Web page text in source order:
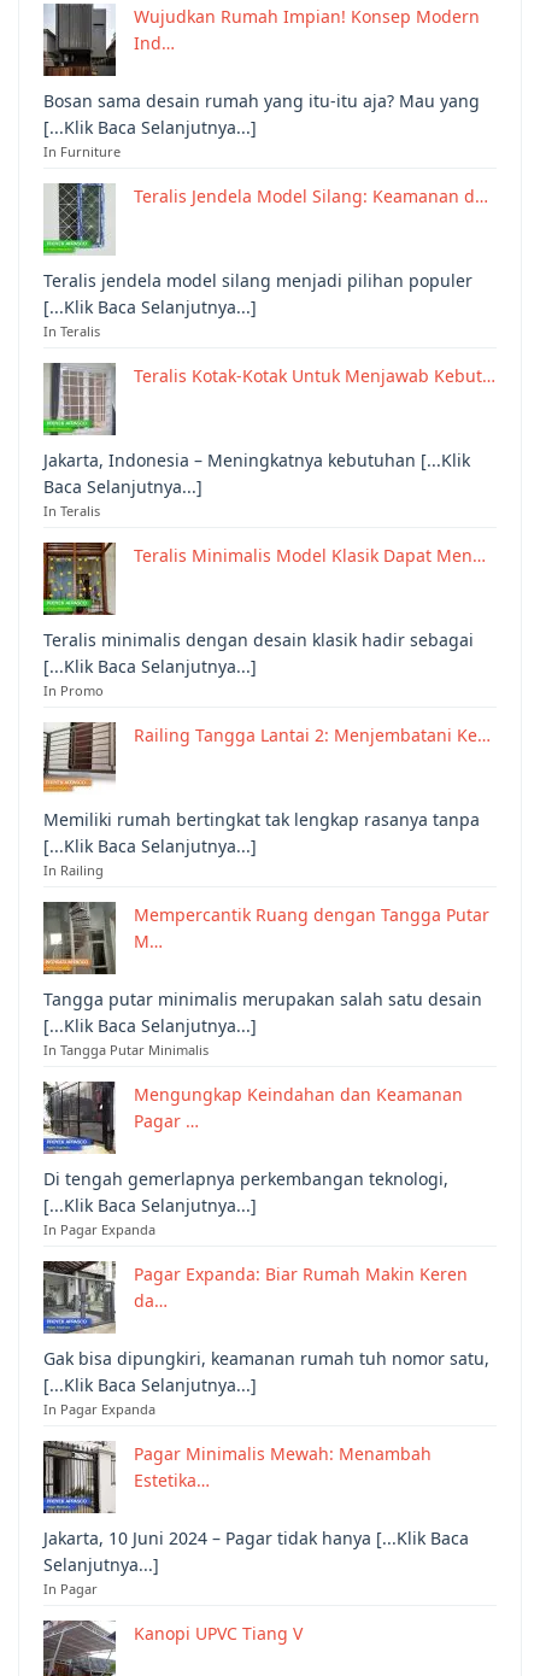
Wujudkan Rumah Impian! Konsep Modern
Ind…
Bosan sama desain rumah yang itu-itu aja? Mau yang
[...Klik Baca Selanjutnya...]
In Furniture
Teralis Jendela Model Silang: Keamanan d…
Teralis jendela model silang menjadi pilihan populer
[...Klik Baca Selanjutnya...]
In Teralis
Teralis Kotak-Kotak Untuk Menjawab Kebut…
Jakarta, Indonesia – Meningkatnya kebutuhan [...Klik
Baca Selanjutnya...]
In Teralis
Teralis Minimalis Model Klasik Dapat Men…
Teralis minimalis dengan desain klasik hadir sebagai
[...Klik Baca Selanjutnya...]
In Promo
Railing Tangga Lantai 2: Menjembatani Ke…
Memiliki rumah bertingkat tak lengkap rasanya tanpa
[...Klik Baca Selanjutnya...]
In Railing
Mempercantik Ruang dengan Tangga Putar
M…
Tangga putar minimalis merupakan salah satu desain
[...Klik Baca Selanjutnya...]
In Tangga Putar Minimalis
Mengungkap Keindahan dan Keamanan
Pagar …
Di tengah gemerlapnya perkembangan teknologi,
[...Klik Baca Selanjutnya...]
In Pagar Expanda
Pagar Expanda: Biar Rumah Makin Keren
da…
Gak bisa dipungkiri, keamanan rumah tuh nomor satu,
[...Klik Baca Selanjutnya...]
In Pagar Expanda
Pagar Minimalis Mewah: Menambah
Estetika…
Jakarta, 10 Juni 2024 – Pagar tidak hanya [...Klik Baca
Selanjutnya...]
In Pagar
Kanopi UPVC Tiang V